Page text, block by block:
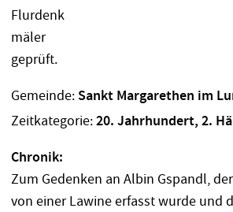
Gemeinde: Sankt Margarethen im
Zeitkategorie:20. Jahrhundert, 2.
Chronik:
Zum Gedenken an Albin Gspandl,
von einer Lawine erfasst wurde und